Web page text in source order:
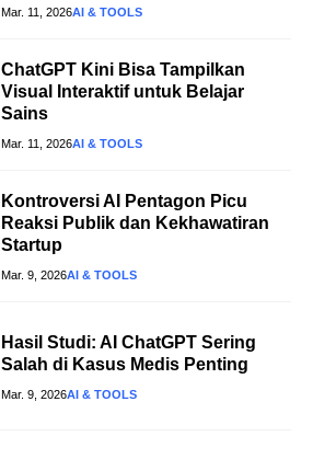
Mar. 11, 2026AI & TOOLS
ChatGPT Kini Bisa Tampilkan
Visual Interaktif untuk Belajar
Sains
Mar. 11, 2026AI & TOOLS
Kontroversi AI Pentagon Picu
Reaksi Publik dan Kekhawatiran
Startup
Mar. 9, 2026AI & TOOLS
Hasil Studi: AI ChatGPT Sering
Salah di Kasus Medis Penting
Mar. 9, 2026AI & TOOLS